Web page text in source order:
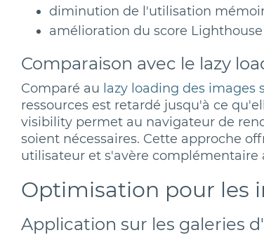
diminution de l'utilisation
amélioration du score
Comparaison avec le lazy
Comparé au lazy loading des images
ressources est retardé jusqu'à ce
visibility permet au navigateur de
soient nécessaires. Cette approche
utilisateur et s'avère complémentaire
Optimisation pour les
Application sur les galeries